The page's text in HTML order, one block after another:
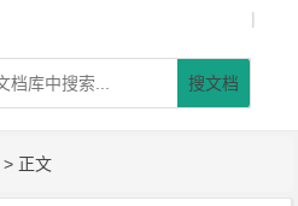
|
搜文档
> 正文